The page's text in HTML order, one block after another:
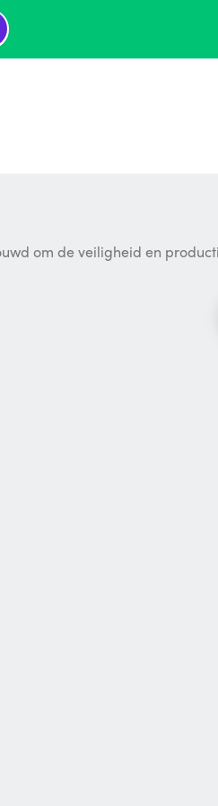
om de veiligheid en